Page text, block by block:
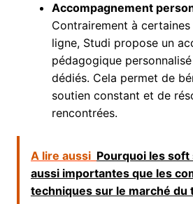
Accompagnement
Contrairement à
ligne, Studi propose un
pédagogique
dédiés. Cela permet de
soutien constant et de
rencontrées.
A lire aussi Pourquoi les
aussi importantes que les
techniques sur le marché du